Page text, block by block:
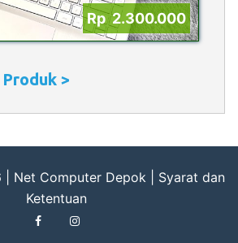
Rp 2.300.000
>
Net Computer Depok
Syarat dan
Ketentuan